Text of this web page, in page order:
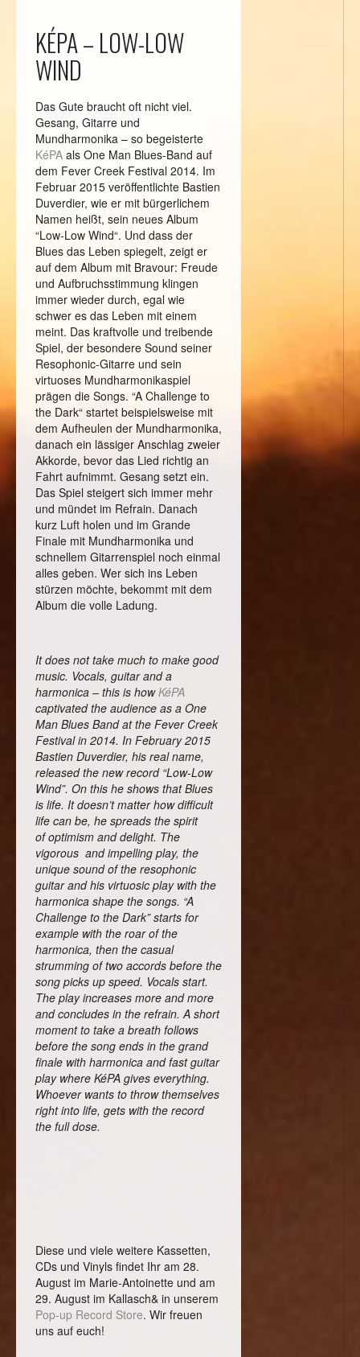
KÉPA – LOW-LOW
WIND
Das Gute braucht oft nicht viel.
Gesang, Gitarre und
Mundharmonika – so begeisterte
KéPA als One Man Blues-Band auf
dem Fever Creek Festival 2014. Im
Februar 2015 veröffentlichte Bastien
Duverdier, wie er mit bürgerlichem
Namen heißt, sein neues Album
“Low-Low Wind“. Und dass der
Blues das Leben spiegelt, zeigt er
auf dem Album mit Bravour: Freude
und Aufbruchsstimmung klingen
immer wieder durch, egal wie
schwer es das Leben mit einem
meint. Das kraftvolle und treibende
Spiel, der besondere Sound seiner
Resophonic-Gitarre und sein
virtuoses Mundharmonikaspiel
prägen die Songs. “A Challenge to
the Dark“ startet beispielsweise mit
dem Aufheulen der Mundharmonika,
danach ein lässiger Anschlag zweier
Akkorde, bevor das Lied richtig an
Fahrt aufnimmt. Gesang setzt ein.
Das Spiel steigert sich immer mehr
und mündet im Refrain. Danach
kurz Luft holen und im Grande
Finale mit Mundharmonika und
schnellem Gitarrenspiel noch einmal
alles geben. Wer sich ins Leben
stürzen möchte, bekommt mit dem
Album die volle Ladung.
It does not take much to make good
music. Vocals, guitar and a
harmonica – this is howKéPA
captivated the audience as a One
Man Blues Band at the Fever Creek
Festival in 2014. In February 2015
Bastien Duverdier, his real name,
released the new record “Low-Low
Wind”. On this he shows that Blues
is life. It doesn’t matter how difficult
life can be, he spreads the spirit
of optimism and delight. The
vigorous and impelling play, the
unique sound of the resophonic
guitar and his virtuosic play with the
harmonica shape the songs. “A
Challenge to the Dark” starts for
example with the roar of the
harmonica, then the casual
strumming of two accords before the
song picks up speed. Vocals start.
The play increases more and more
and concludes in the refrain. A short
moment to take a breath follows
before the song ends in the grand
finale with harmonica and fast guitar
play where KéPA gives everything.
Whoever wants to throw themselves
right into life, gets with the record
the full dose.
Diese und viele weitere Kassetten,
CDs und Vinyls findet Ihr am 28.
August im Marie-Antoinette und am
29. August im Kallasch& in unserem
Pop-up Record Store. Wir freuen
uns auf euch!